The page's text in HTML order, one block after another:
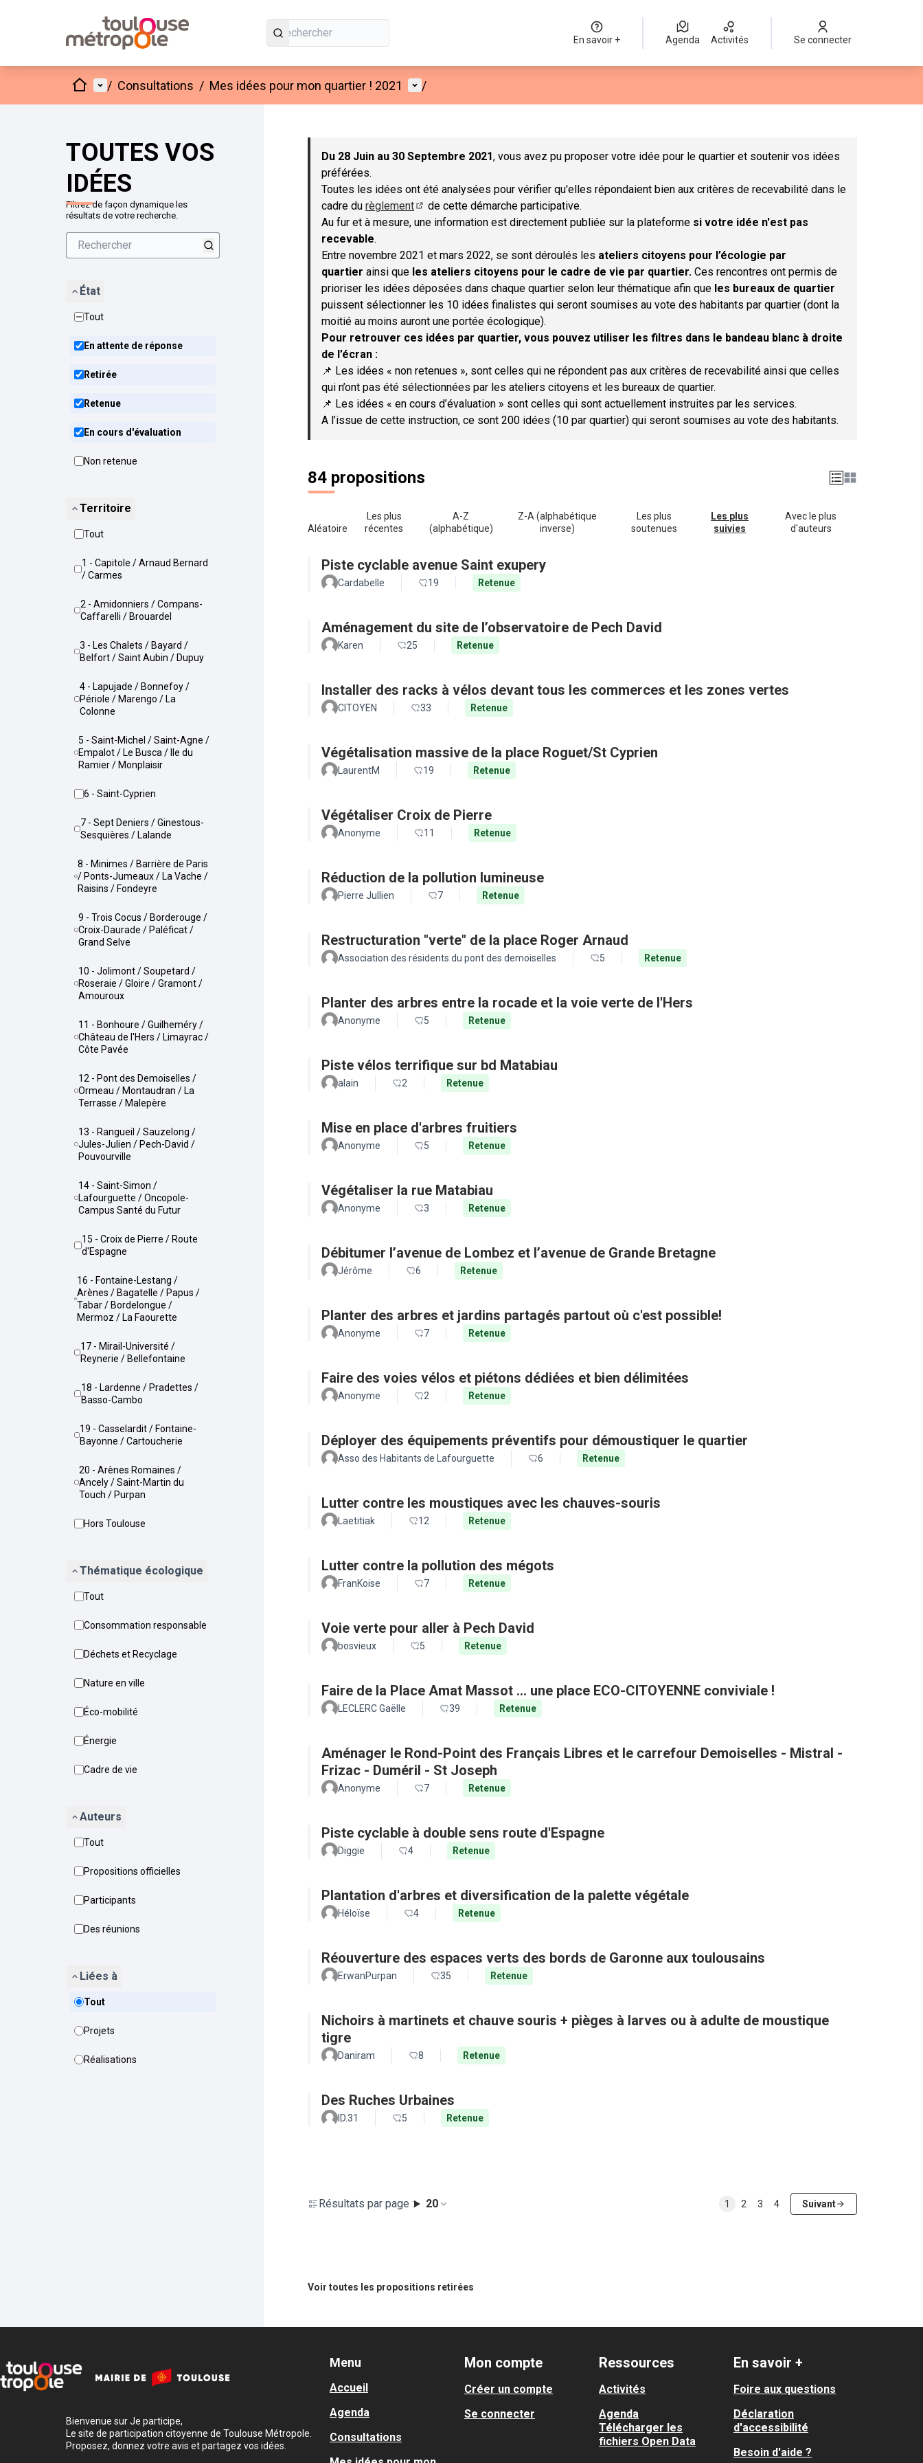
En savoir + Agenda Activités Se connecter
AccueilMenu principal
/ Consultations / Mes idées pour mon quartier ! 2021 Menu utilisateur
/
TOUTES VOS
IDÉES
Filtrez de façon dynamique les
résultats de votre recherche.
État
Tout
En attente de réponse
Retirée
Retenue
En cours d'évaluation
Non retenue
Territoire
Tout
1 - Capitole / Arnaud Bernard
/ Carmes
2 - Amidonniers / Compans-
Caffarelli / Brouardel
3 - Les Chalets / Bayard /
Belfort / Saint Aubin / Dupuy
4 - Lapujade / Bonnefoy /
Périole / Marengo / La
Colonne
5 - Saint-Michel / Saint-Agne /
Empalot / Le Busca / Ile du
Ramier / Monplaisir
6 - Saint-Cyprien
7 - Sept Deniers / Ginestous-
Sesquières / Lalande
8 - Minimes / Barrière de Paris
/ Ponts-Jumeaux / La Vache /
Raisins / Fondeyre
9 - Trois Cocus / Borderouge /
Croix-Daurade / Paléficat /
Grand Selve
10 - Jolimont / Soupetard /
Roseraie / Gloire / Gramont /
Amouroux
11 - Bonhoure / Guilheméry /
Château de l'Hers / Limayrac /
Côte Pavée
12 - Pont des Demoiselles /
Ormeau / Montaudran / La
Terrasse / Malepère
13 - Rangueil / Sauzelong /
Jules-Julien / Pech-David /
Pouvourville
14 - Saint-Simon /
Lafourguette / Oncopole-
Campus Santé du Futur
15 - Croix de Pierre / Route
d'Espagne
16 - Fontaine-Lestang /
Arènes / Bagatelle / Papus /
Tabar / Bordelongue /
Mermoz / La Faourette
17 - Mirail-Université /
Reynerie / Bellefontaine
18 - Lardenne / Pradettes /
Basso-Cambo
19 - Casselardit / Fontaine-
Bayonne / Cartoucherie
20 - Arènes Romaines /
Ancely / Saint-Martin du
Touch / Purpan
Hors Toulouse
Thématique écologique
Tout
Consommation responsable
Déchets et Recyclage
Nature en ville
Éco-mobilité
Énergie
Cadre de vie
Auteurs
Tout
Propositions officielles
Participants
Des réunions
Liées à
Tout
Projets
Réalisations
Passer la carte
Du 28 Juin au 30 Septembre 2021, vous avez pu proposer votre idée pour le quartier et soutenir vos idées
préférées.
Toutes les idées ont été analysées pour vérifier qu'elles répondaient bien aux critères de recevabilité dans le
cadre du règlement
(S'ouvre dans un nouvel onglet)
de cette démarche participative.
Au fur et à mesure, une information est directement publiée sur la plateforme si votre idée n'est pas
recevable.
Entre novembre 2021 et mars 2022, se sont déroulés les ateliers citoyens pour l’écologie par
quartier ainsi que les ateliers citoyens pour le cadre de vie par quartier. Ces rencontres ont permis de
prioriser les idées déposées dans chaque quartier selon leur thématique afin que les bureaux de quartier
puissent sélectionner les 10 idées finalistes qui seront soumises au vote des habitants par quartier (dont la
moitié au moins auront une portée écologique).
Pour retrouver ces idées par quartier, vous pouvez utiliser les filtres dans le bandeau blanc à droite
de l’écran :
📌 Les idées « non retenues », sont celles qui ne répondent pas aux critères de recevabilité ainsi que celles
qui n’ont pas été sélectionnées par les ateliers citoyens et les bureaux de quartier.
📌 Les idées « en cours d’évaluation » sont celles qui sont actuellement instruites par les services.
A l’issue de cette instruction, ce sont 200 idées (10 par quartier) qui seront soumises au vote des habitants.
84 propositions
Aléatoire
Les plus
récentes
A-Z
(alphabétique)
Z-A (alphabétique
inverse)
Les plus
soutenues
Les plus
suivies
Avec le plus
d'auteurs
Piste cyclable avenue Saint exupery
Cardabelle 19 Retenue
Aménagement du site de l’observatoire de Pech David
Karen 25 Retenue
Installer des racks à vélos devant tous les commerces et les zones vertes
CITOYEN 33 Retenue
Végétalisation massive de la place Roguet/St Cyprien
LaurentM 19 Retenue
Végétaliser Croix de Pierre
Anonyme 11 Retenue
Réduction de la pollution lumineuse
Pierre Jullien 7 Retenue
Restructuration "verte" de la place Roger Arnaud
Association des résidents du pont des demoiselles 5 Retenue
Planter des arbres entre la rocade et la voie verte de l'Hers
Anonyme 5 Retenue
Piste vélos terrifique sur bd Matabiau
alain 2 Retenue
Mise en place d'arbres fruitiers
Anonyme 5 Retenue
Végétaliser la rue Matabiau
Anonyme 3 Retenue
Débitumer l’avenue de Lombez et l’avenue de Grande Bretagne
Jérôme 6 Retenue
Planter des arbres et jardins partagés partout où c'est possible!
Anonyme 7 Retenue
Faire des voies vélos et piétons dédiées et bien délimitées
Anonyme 2 Retenue
Déployer des équipements préventifs pour démoustiquer le quartier
Asso des Habitants de Lafourguette 6 Retenue
Lutter contre les moustiques avec les chauves-souris
Laetitiak 12 Retenue
Lutter contre la pollution des mégots
FranKoise 7 Retenue
Voie verte pour aller à Pech David
bosvieux 5 Retenue
Faire de la Place Amat Massot ... une place ECO-CITOYENNE conviviale !
LECLERC Gaëlle 39 Retenue
Aménager le Rond-Point des Français Libres et le carrefour Demoiselles - Mistral -
Frizac - Duméril - St Joseph
Anonyme 7 Retenue
Piste cyclable à double sens route d'Espagne
Diggie 4 Retenue
Plantation d'arbres et diversification de la palette végétale
Héloïse 4 Retenue
Réouverture des espaces verts des bords de Garonne aux toulousains
ErwanPurpan 35 Retenue
Nichoirs à martinets et chauve souris + pièges à larves ou à adulte de moustique
tigre
Daniram 8 Retenue
Des Ruches Urbaines
ID.31 5 Retenue
Résultats par page : 20 1 2 3 4 Suivant
Voir toutes les propositions retirées
Bienvenue sur Je participe,
Le site de participation citoyenne de Toulouse Métropole.
Proposez, donnez votre avis et partagez vos idées.
Menu
Accueil
Agenda
Consultations
Mon compte
Créer un compte
Se connecter
Ressources
Activités
Agenda
Télécharger les
fichiers Open Data
En savoir +
Foire aux questions
Déclaration
d'accessibilité
Besoin d'aide ?